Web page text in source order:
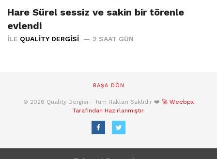
Hare Sürel sessiz ve sakin bir törenle
evlendi
İLE QUALITY DERGISI 2 SAAT GÜN
BAŞA DÖN
© 2026 Quality Dergisi - Tüm Hakları Saklıdır ❤️ 🚀 Weebpx
Tarafından Hazırlanmıştır.